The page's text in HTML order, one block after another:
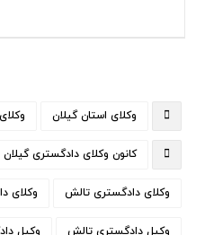
وکلای استان گیلان
کانون وکلای دادگستری گیلان
وکلای دادگستری تالش وکلای
وکیل دادگستری تالش وکیل